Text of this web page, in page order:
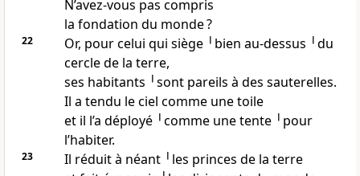
N’avez-vous pas compris
la fondation du monde ?
22
Or, pour celui qui siège ╵bien au-dessus ╵du
cercle de la terre,
ses habitants ╵sont pareils à des sauterelles.
Il a tendu le ciel comme une toile
et il l’a déployé ╵comme une tente ╵pour
l’habiter.
23
Il réduit à néant ╵les princes de la terre